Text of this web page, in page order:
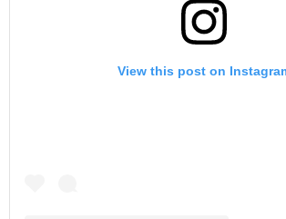
View this post on